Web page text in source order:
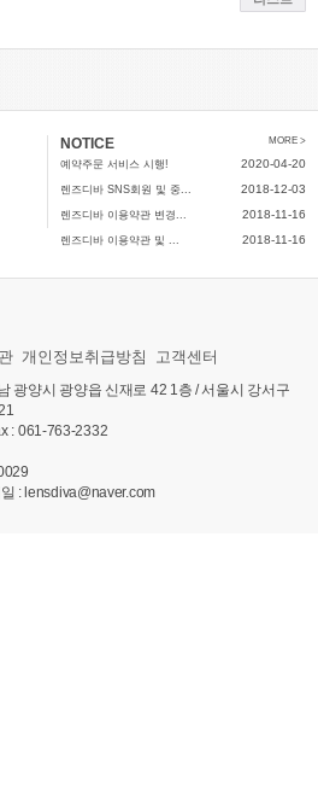
NOTICE MORE >
예약주문 서비스 시행! 2020-04-20
렌즈디바 SNS회원 및 중... 2018-12-03
렌즈디바 이용약관 변경... 2018-11-16
렌즈디바 이용약관 및 ... 2018-11-16
개인정보취급방침 고객센터
광양시 광양읍 신재로 42 1층 / 서울시 강서구
: 061-763-2332
: lensdiva@naver.com